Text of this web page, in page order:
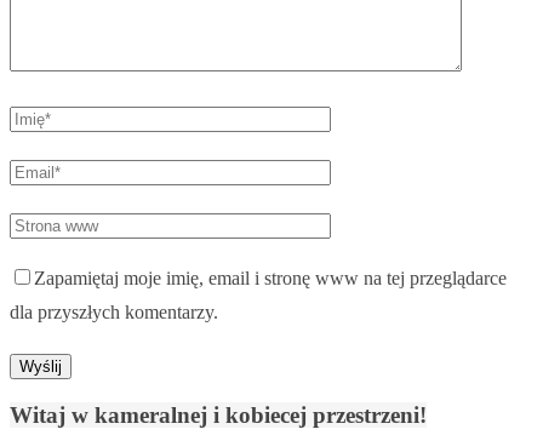
Zapamiętaj moje imię, email i stronę www na tej przeglądarce
dla przyszłych komentarzy.
Witaj w kameralnej i kobiecej przestrzeni!